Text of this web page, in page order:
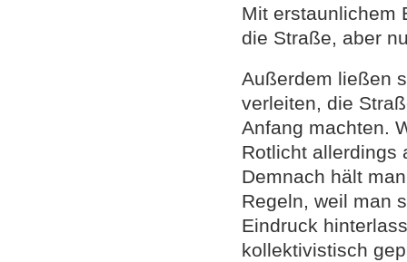
Mit erstaunlichem
die Straße, aber
Außerdem ließen
verleiten, die
Anfang machten.
Rotlicht allerdings
Demnach hält
Regeln, weil man
Eindruck
kollektivistisch